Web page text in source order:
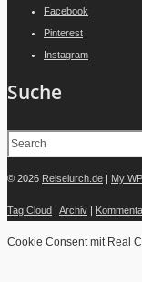
Facebook
Pinterest
Instagram
Suche
© 2026 Reiselurch.de | My
Tag Cloud | Archiv |
Cookie Consent mit Real